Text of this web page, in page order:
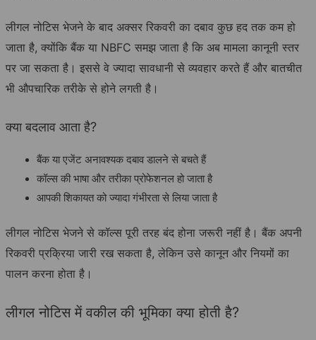
लीगल नोटिस भेजने के बाद अक्सर रिकवरी का दबाव कुछ हद तक कम हो
जाता है, क्योंकि बैंक या NBFC समझ जाता है कि अब मामला कानूनी स्तर
पर जा सकता है। इससे वे ज्यादा सावधानी से व्यवहार करते हैं और बातचीत
भी औपचारिक तरीके से होने लगती है।
क्या बदलाव आता है?
बैंक या एजेंट अनावश्यक दबाव डालने से बचते हैं
कॉल्स की भाषा और तरीका प्रोफेशनल हो जाता है
आपकी शिकायत को ज्यादा गंभीरता से लिया जाता है
लीगल नोटिस भेजने से कॉल्स पूरी तरह बंद होना जरूरी नहीं है। बैंक अपनी
रिकवरी प्रक्रिया जारी रख सकता है, लेकिन उसे कानून और नियमों का
पालन करना होता है।
लीगल नोटिस में वकील की भूमिका क्या होती है?